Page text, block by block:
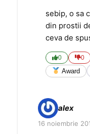
sebip, o sa
din prostii
ceva de
0 0
Award
alex
16 noiembrie